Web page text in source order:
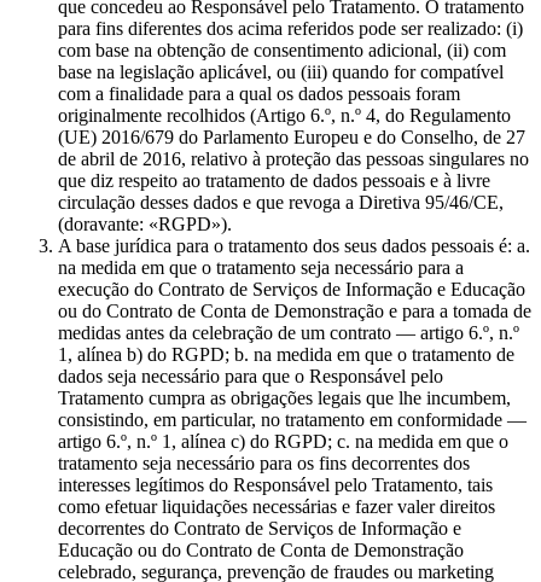
que concedeu ao Responsável pelo Tratamento. O tratamento
para fins diferentes dos acima referidos pode ser realizado: (i)
com base na obtenção de consentimento adicional, (ii) com
base na legislação aplicável, ou (iii) quando for compatível
com a finalidade para a qual os dados pessoais foram
originalmente recolhidos (Artigo 6.º, n.º 4, do Regulamento
(UE) 2016/679 do Parlamento Europeu e do Conselho, de 27
de abril de 2016, relativo à proteção das pessoas singulares no
que diz respeito ao tratamento de dados pessoais e à livre
circulação desses dados e que revoga a Diretiva 95/46/CE,
(doravante: «RGPD»).
A base jurídica para o tratamento dos seus dados pessoais é: a.
na medida em que o tratamento seja necessário para a
execução do Contrato de Serviços de Informação e Educação
ou do Contrato de Conta de Demonstração e para a tomada de
medidas antes da celebração de um contrato — artigo 6.º, n.º
1, alínea b) do RGPD; b. na medida em que o tratamento de
dados seja necessário para que o Responsável pelo
Tratamento cumpra as obrigações legais que lhe incumbem,
consistindo, em particular, no tratamento em conformidade —
artigo 6.º, n.º 1, alínea c) do RGPD; c. na medida em que o
tratamento seja necessário para os fins decorrentes dos
interesses legítimos do Responsável pelo Tratamento, tais
como efetuar liquidações necessárias e fazer valer direitos
decorrentes do Contrato de Serviços de Informação e
Educação ou do Contrato de Conta de Demonstração
celebrado, segurança, prevenção de fraudes ou marketing